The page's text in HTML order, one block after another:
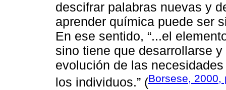
descifrar palabras nuevas y
aprender química puede ser
En ese sentido, “...el
sino tiene que desarrollarse
evolución de las
los individuos.” (Borsese, 2000,